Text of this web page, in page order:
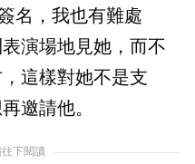
名，我也有難處
演場地見她，而不
這樣對她不是支
邀請他。
往下閱讀